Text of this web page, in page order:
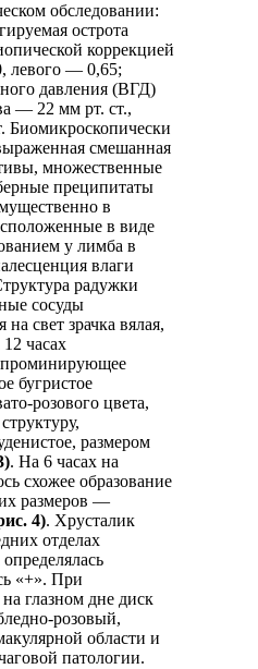
обследовании:
острота
коррекцией
левого — 0,65;
давления (ВГД)
— 22 мм рт. ст.,
Биомикроскопически
смешанная
множественные
преципитаты
в
в виде
у лимба в
влаги
радужки
сосуды
свет зрачка вялая,
часах
проминирующее
бугристое
розового цвета,
размером
. На 6 часах на
схожее образование
размеров —
4). Хрусталик
отделах
«+». При
глазном дне диск
розовый,
области и
патологии.